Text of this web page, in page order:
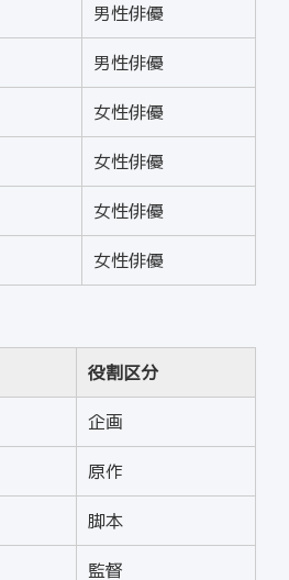
男性俳優
男性俳優
女性俳優
女性俳優
女性俳優
女性俳優
役割区分
企画
原作
脚本
監督